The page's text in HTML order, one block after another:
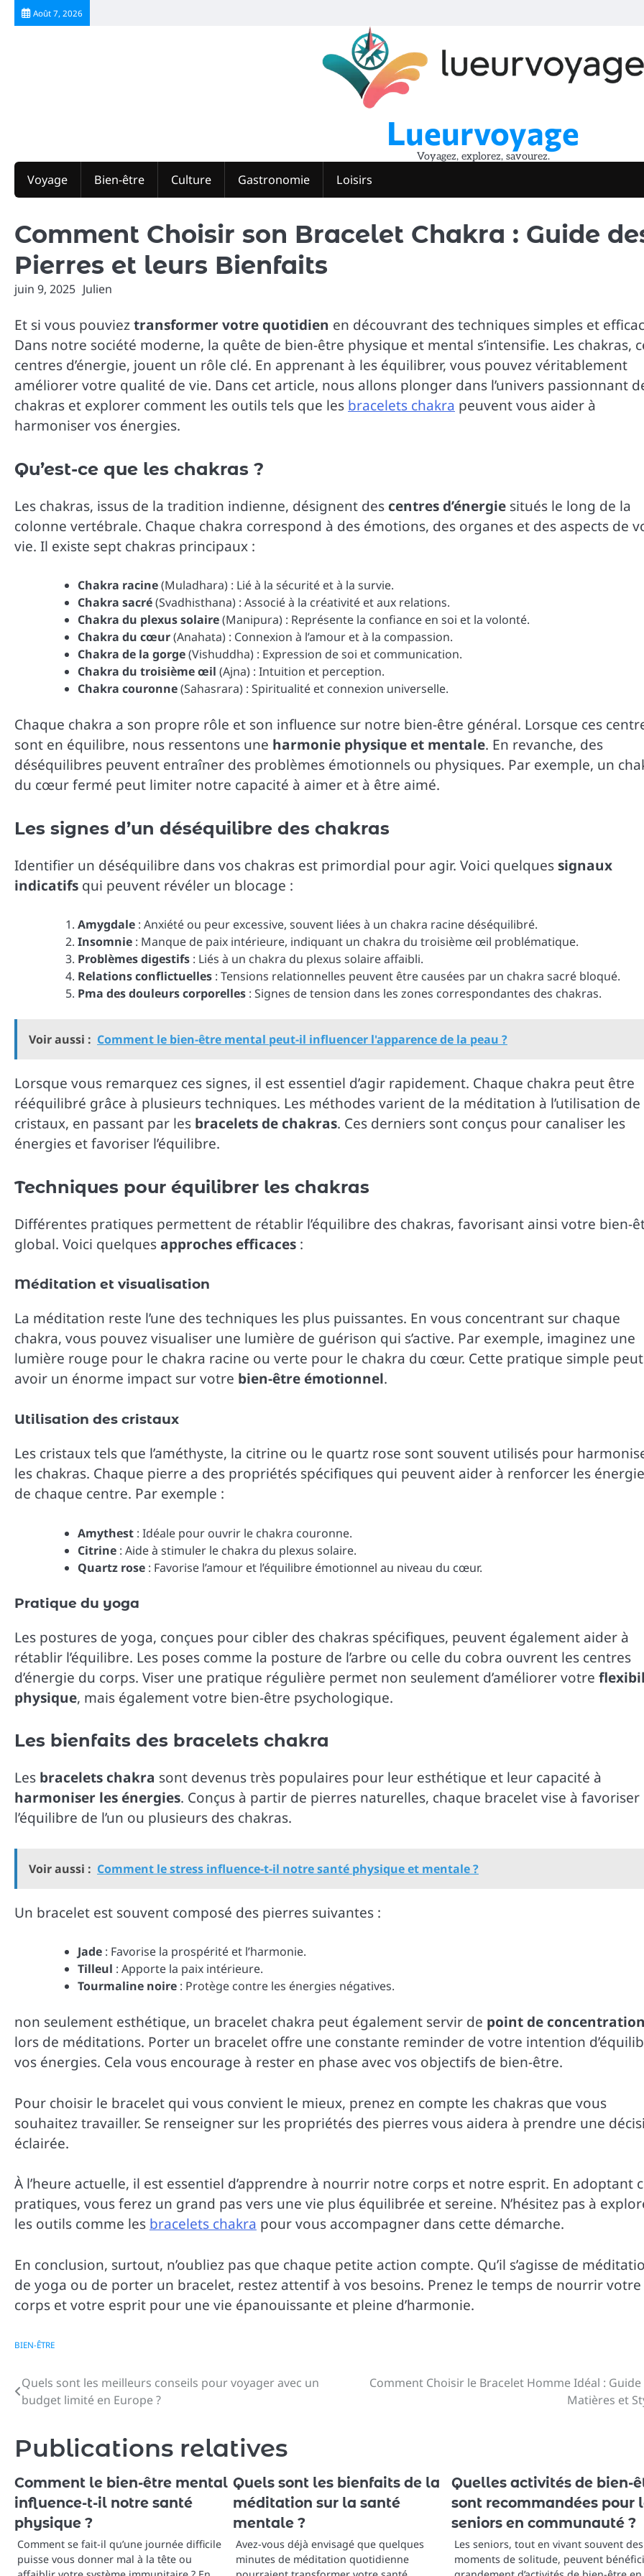
Skip
Août 7, 2026
Lueurvoyage
Voyagez, explorez, savourez.
Voyage Bien-être Culture Gastronomie Loisirs
Comment Choisir son Bracelet Chakra : Guide
Pierres et leurs Bienfaits
juin 9, 2025 Julien
Et si vous pouvieztransformer votre quotidien en découvrant des techniques simples et
Dans notre société moderne, la quête de bien-être physique et mental s’intensifie. Les chakras,
centres d’énergie, jouent un rôle clé. En apprenant à les équilibrer, vous pouvez véritablement
améliorer votre qualité de vie. Dans cet article, nous allons plonger dans l’univers passionnant
chakras et explorer comment les outils tels que les bracelets chakra peuvent vous aider à
harmoniser vos énergies.
Qu’est-ce que les chakras ?
Les chakras, issus de la tradition indienne, désignent des centres d’énergie situés le long de la
colonne vertébrale. Chaque chakra correspond à des émotions, des organes et des aspects de
vie. Il existe sept chakras principaux :
Chakra racine(Muladhara) : Lié à la sécurité et à la survie.
Chakra sacré(Svadhisthana) : Associé à la créativité et aux relations.
Chakra du plexus solaire(Manipura) : Représente la confiance en soi et la volonté.
Chakra du cœur(Anahata) : Connexion à l’amour et à la compassion.
Chakra de la gorge(Vishuddha) : Expression de soi et communication.
Chakra du troisième œil (Ajna) : Intuition et perception.
Chakra couronne(Sahasrara) : Spiritualité et connexion universelle.
Chaque chakra a son propre rôle et son influence sur notre bien-être général. Lorsque ces
sont en équilibre, nous ressentons une harmonie physique et mentale. En revanche, des
déséquilibres peuvent entraîner des problèmes émotionnels ou physiques. Par exemple, un
du cœur fermé peut limiter notre capacité à aimer et à être aimé.
Les signes d’un déséquilibre des chakras
Identifier un déséquilibre dans vos chakras est primordial pour agir. Voici quelquessignaux
indicatifs qui peuvent révéler un blocage :
Amygdale : Anxiété ou peur excessive, souvent liées à un chakra racine déséquilibré.
Insomnie : Manque de paix intérieure, indiquant un chakra du troisième œil problématique.
Problèmes digestifs : Liés à un chakra du plexus solaire affaibli.
Relations conflictuelles : Tensions relationnelles peuvent être causées par un chakra sacré bloqué.
Pma des douleurs corporelles : Signes de tension dans les zones correspondantes des chakras.
Voir aussi : Comment le bien-être mental peut-il influencer l'apparence de la peau ?
Lorsque vous remarquez ces signes, il est essentiel d’agir rapidement. Chaque chakra peut être
rééquilibré grâce à plusieurs techniques. Les méthodes varient de la méditation à l’utilisation de
cristaux, en passant par les bracelets de chakras. Ces derniers sont conçus pour canaliser les
énergies et favoriser l’équilibre.
Techniques pour équilibrer les chakras
Différentes pratiques permettent de rétablir l’équilibre des chakras, favorisant ainsi votre bien-
global. Voici quelquesapproches efficaces :
Méditation et visualisation
La méditation reste l’une des techniques les plus puissantes. En vous concentrant sur chaque
chakra, vous pouvez visualiser une lumière de guérison qui s’active. Par exemple, imaginez une
lumière rouge pour le chakra racine ou verte pour le chakra du cœur. Cette pratique simple peut
avoir un énorme impact sur votre bien-être émotionnel.
Utilisation des cristaux
Les cristaux tels que l’améthyste, la citrine ou le quartz rose sont souvent utilisés pour
les chakras. Chaque pierre a des propriétés spécifiques qui peuvent aider à renforcer les
de chaque centre. Par exemple :
Amythest : Idéale pour ouvrir le chakra couronne.
Citrine : Aide à stimuler le chakra du plexus solaire.
Quartz rose : Favorise l’amour et l’équilibre émotionnel au niveau du cœur.
Pratique du yoga
Les postures de yoga, conçues pour cibler des chakras spécifiques, peuvent également aider à
rétablir l’équilibre. Les poses comme la posture de l’arbre ou celle du cobra ouvrent les centres
d’énergie du corps. Viser une pratique régulière permet non seulement d’améliorer votre
physique, mais également votre bien-être psychologique.
Les bienfaits des bracelets chakra
Les bracelets chakra sont devenus très populaires pour leur esthétique et leur capacité à
harmoniser les énergies. Conçus à partir de pierres naturelles, chaque bracelet vise à favoriser
l’équilibre de l’un ou plusieurs des chakras.
Voir aussi : Comment le stress influence-t-il notre santé physique et mentale ?
Un bracelet est souvent composé des pierres suivantes :
Jade : Favorise la prospérité et l’harmonie.
Tilleul : Apporte la paix intérieure.
Tourmaline noire : Protège contre les énergies négatives.
non seulement esthétique, un bracelet chakra peut également servir de point de
lors de méditations. Porter un bracelet offre une constante reminder de votre intention
vos énergies. Cela vous encourage à rester en phase avec vos objectifs de bien-être.
Pour choisir le bracelet qui vous convient le mieux, prenez en compte les chakras que vous
souhaitez travailler. Se renseigner sur les propriétés des pierres vous aidera à prendre une
éclairée.
À l’heure actuelle, il est essentiel d’apprendre à nourrir notre corps et notre esprit. En adoptant
pratiques, vous ferez un grand pas vers une vie plus équilibrée et sereine. N’hésitez pas à
les outils comme les bracelets chakra pour vous accompagner dans cette démarche.
En conclusion, surtout, n’oubliez pas que chaque petite action compte. Qu’il s’agisse de
de yoga ou de porter un bracelet, restez attentif à vos besoins. Prenez le temps de nourrir votre
corps et votre esprit pour une vie épanouissante et pleine d’harmonie.
BIEN-ÊTRE
Navigation
l’article
Quels sont les meilleurs conseils pour voyager avec un
budget limité en Europe ?
Comment Choisir le Bracelet Homme Idéal : Guide
Matières et
Publications relatives
Comment le bien-être mental
influence-t-il notre santé
physique ?
Comment se fait-il qu’une journée difficile
puisse vous donner mal à la tête ou
Quels sont les bienfaits de la
méditation sur la santé
mentale ?
Avez-vous déjà envisagé que quelques
minutes de méditation quotidienne
Quelles activités de bien-
sont recommandées pour
seniors en communauté ?
Les seniors, tout en vivant souvent des
moments de solitude, peuvent